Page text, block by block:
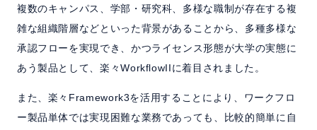
お問い合わせ／資料請求
ホーム製品情報会社情報採用情報
複数のキャンパス、学部・研究科、多様な職制が存在する複
雑な組織階層などといった背景があることから、多種多様な
承認フローを実現でき、かつライセンス形態が大学の実態に
あう製品として、楽々WorkflowIIに着目されました。
また、楽々Framework3を活用することにより、ワークフロ
ー製品単体では実現困難な業務であっても、比較的簡単に自